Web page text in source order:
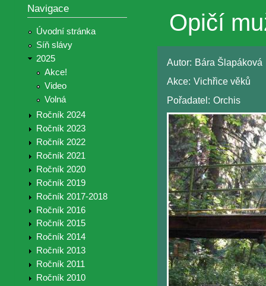
Navigace
Úvodní stránka
Síň slávy
2025
Akce!
Video
Volná
Ročník 2024
Ročník 2023
Ročník 2022
Ročník 2021
Ročník 2020
Ročník 2019
Ročník 2017-2018
Ročník 2016
Ročník 2015
Ročník 2014
Ročník 2013
Ročník 2011
Ročník 2010
Opičí
Autor: Bára Šlapáková
Akce: Vichřice věků
Pořadatel: Orchis